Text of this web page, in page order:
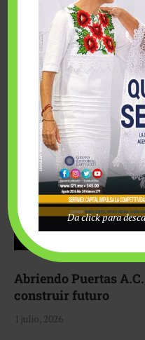
Fairmont Mayakoba y
esfuerzos para hacer
Abriendo Puertas
construir futuro
1 julio, 2026
Da click para